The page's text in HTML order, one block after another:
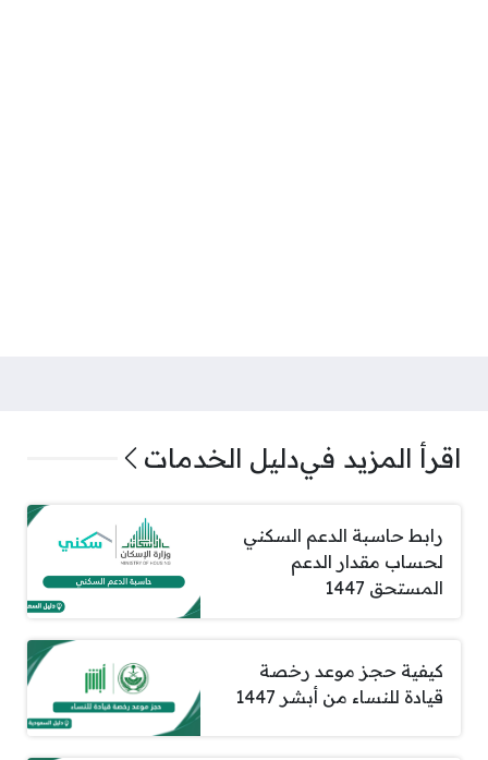
اقرأ المزيد فيدليل الخدمات
رابط حاسبة الدعم السكني
لحساب مقدار الدعم
المستحق 1447
كيفية حجز موعد رخصة
قيادة للنساء من أبشر 1447